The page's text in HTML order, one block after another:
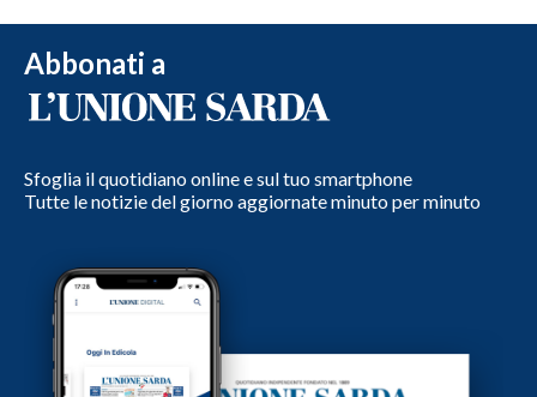
Abbonati a
Sfoglia il quotidiano online e sul tuo smartphone
Tutte le notizie del giorno aggiornate minuto per minuto